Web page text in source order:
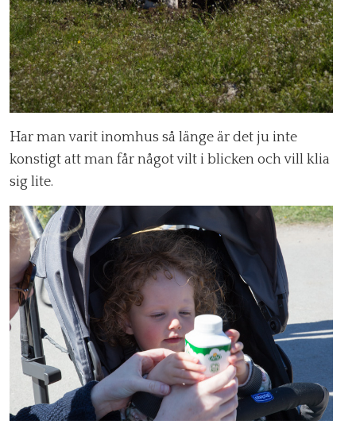
Har man varit inomhus så länge är det ju inte
konstigt att man får något vilt i blicken och vill klia
sig lite.